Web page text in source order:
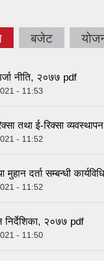
बजेट
नीति, २०७७ pdf
- 11:53
तथा ई-रिक्सा
- 11:52
दर्ता सम्बन्धी
- 11:52
निर्देशिका, २०७७ pdf
- 11:50